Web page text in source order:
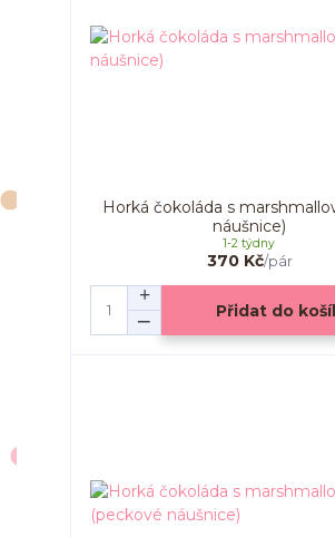
Horká čokoláda s
náušnice)
370 Kč/pár
1-2 týdny
Přidat do